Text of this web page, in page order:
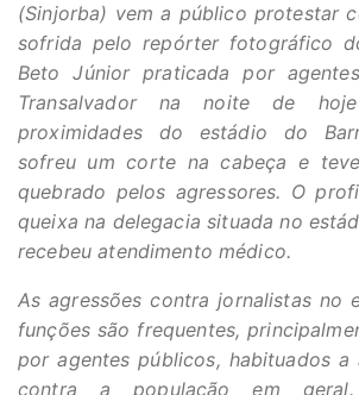
(Sinjorba) vem a público protestar
sofrida pelo repórter fotográfico
Beto Júnior praticada por
Transalvador na noite de
proximidades do estádio do
sofreu um corte na cabeça e
quebrado pelos agressores. O
queixa na delegacia situada no
recebeu atendimento médico.
As agressões contra jornalistas no
funções são frequentes,
por agentes públicos, habituados
contra a população em